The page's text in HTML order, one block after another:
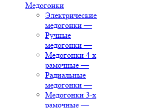
Медогонки
Электрические
медогонки —
Ручные
медогонки —
Медогонки 4-х
рамочные —
Радиальные
медогонки —
Медогонки 3-х
рамочные —